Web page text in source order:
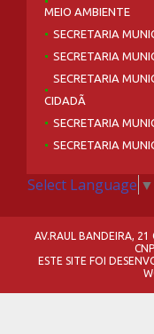
MEIO AMBIENTE
SECRETARIA
SECRETARIA
SECRETARIA
CIDADÃ
SECRETARIA
SECRETARIA
Select Language ▼
AV.RAUL BANDEIRA,
ESTE SITE FOI